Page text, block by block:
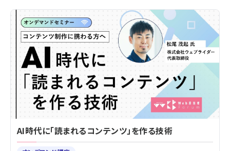
AI時代に「読まれるコンテンツ」を作る技術